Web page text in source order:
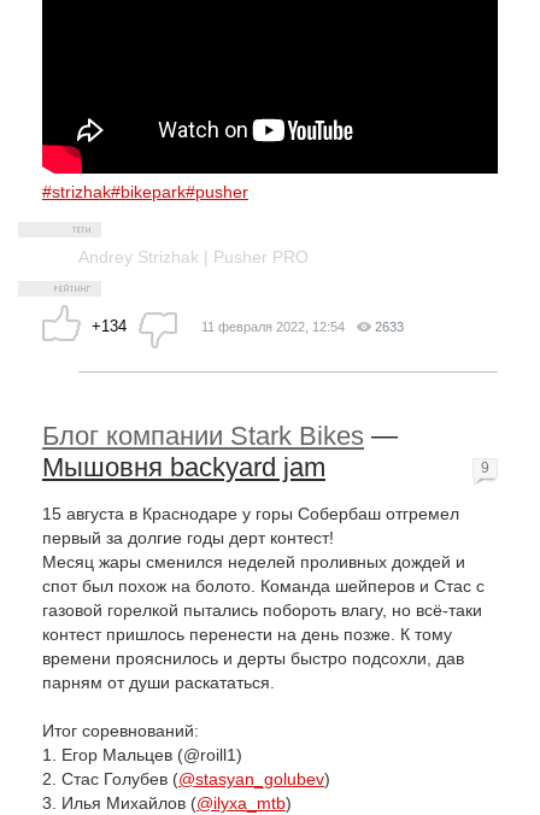
#strizhak#bikepark#pusher
Andrey Strizhak | Pusher PRO
+134 11 февраля 2022, 12:54 2633
Блог компании Stark Bikes —
Мышовня backyard jam
15 августа в Краснодаре у горы Собербаш отгремел
первый за долгие годы дерт контест!
Месяц жары сменился неделей проливных дождей и
спот был похож на болото. Команда шейперов и Стас с
газовой горелкой пытались побороть влагу, но всё-таки
контест пришлось перенести на день позже. К тому
времени прояснилось и дерты быстро подсохли, дав
парням от души раскататься.
Итог соревнований:
1. Егор Мальцев (@roill1)
2. Стас Голубев (@stasyan_golubev)
3. Илья Михайлов (@ilyxa_mtb)
9